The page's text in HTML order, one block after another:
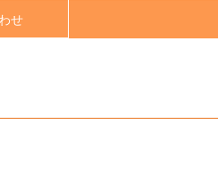
せ